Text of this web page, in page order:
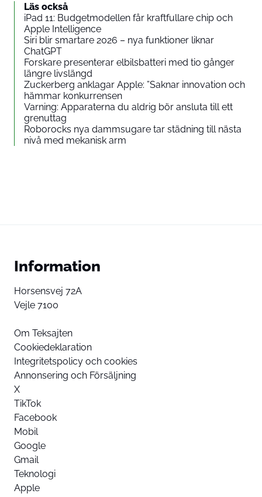
Läs också
iPad 11: Budgetmodellen får kraftfullare chip och
Apple Intelligence
Siri blir smartare 2026 – nya funktioner liknar
ChatGPT
Forskare presenterar elbilsbatteri med tio gånger
längre livslängd
Zuckerberg anklagar Apple: ”Saknar innovation och
hämmar konkurrensen
Varning: Apparaterna du aldrig bör ansluta till ett
grenuttag
Roborocks nya dammsugare tar städning till nästa
nivå med mekanisk arm
Information
Horsensvej 72A
Vejle 7100
Om Teksajten
Cookiedeklaration
Integritetspolicy och cookies
Annonsering och Försäljning
X
TikTok
Facebook
Mobil
Google
Gmail
Teknologi
Apple